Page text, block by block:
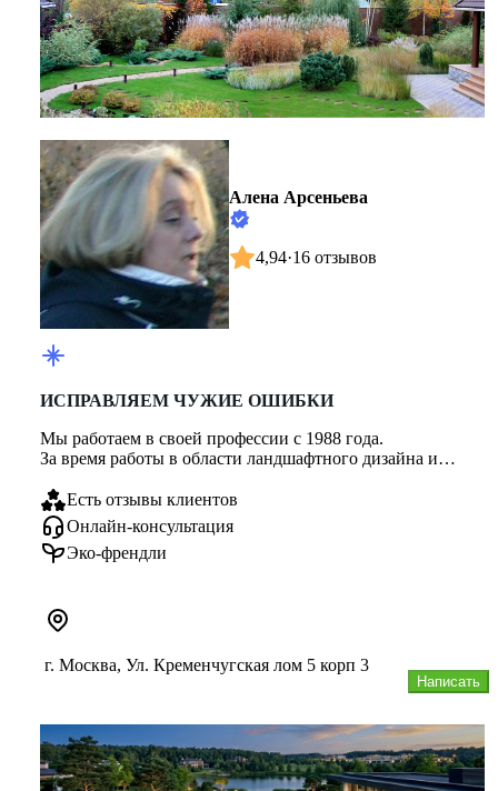
Алена Арсеньева
4,94·16 отзывов
ИСПРАВЛЯЕМ ЧУЖИЕ ОШИБКИ
Мы работаем в своей профессии с 1988 года.
За время работы в области ландшафтного дизайна и
Есть отзывы клиентов
Онлайн-консультация
Эко-френдли
Написать
г. Москва, Ул. Кременчугская лом 5 корп 3